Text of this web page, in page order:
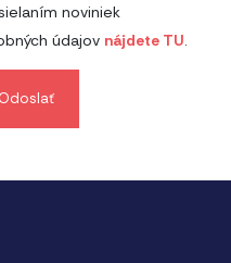
noviniek
údajov nájdete TU
Odoslať